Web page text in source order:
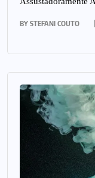
BY STEFANI COUTO